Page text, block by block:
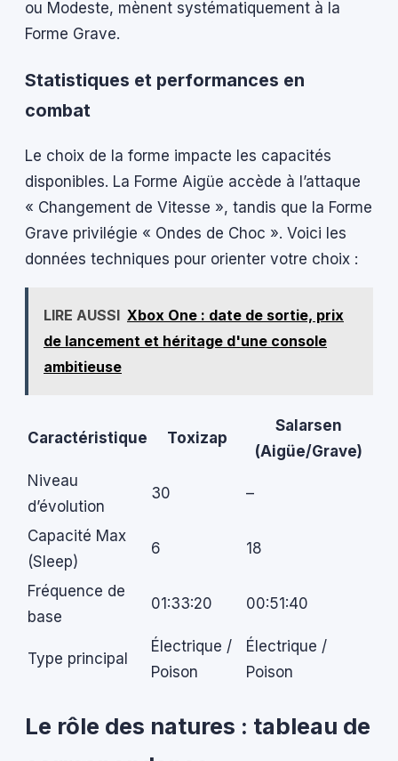
ou Modeste, mènent systématiquement à la
Forme Grave.
Statistiques et performances en
combat
Le choix de la forme impacte les capacités
disponibles. La Forme Aigüe accède à l’attaque
« Changement de Vitesse », tandis que la Forme
Grave privilégie « Ondes de Choc ». Voici les
données techniques pour orienter votre choix :
LIRE AUSSI Xbox One : date de sortie, prix
de lancement et héritage d'une console
ambitieuse
Caractéristique Toxizap
Salarsen
(Aigüe/Grave)
Niveau
d’évolution
30 –
Capacité Max
(Sleep)
6 18
Fréquence de
base
01:33:20 00:51:40
Type principal
Électrique /
Poison
Électrique /
Poison
Le rôle des natures : tableau de